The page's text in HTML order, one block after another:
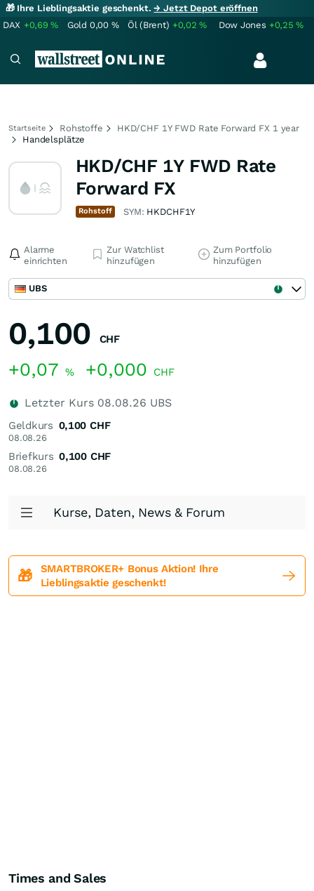
🎁 Ihre Lieblingsaktie geschenkt.→ Jetzt Depot eröffnen
DAX +0,69% Gold 0,00 % Öl (Brent) +0,02% Dow Jones +0,25%
Startseite Rohstoffe
HKD/CHF 1Y FWD Rate Forward FX 1 year
Handelsplätze
HKD/CHF 1Y FWD Rate
Forward FX
Rohstoff SYM: HKDCHF1Y
Alarme
einrichten
Zur Watchlist
hinzufügen
Zum Portfolio
hinzufügen
UBS
0,100 CHF
+0,07 % +0,000 CHF
Letzter Kurs 08.08.26 UBS
Geldkurs
08.08.26
0,100 CHF
Briefkurs
08.08.26
0,100 CHF
Kurse, Daten, News & Forum
🎁
SMARTBROKER+ Bonus Aktion! Ihre
Lieblingsaktie geschenkt!
Times and Sales